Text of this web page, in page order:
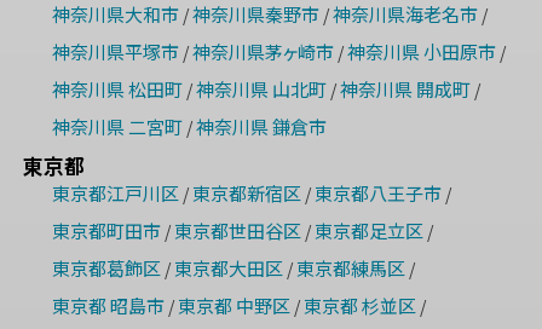
神奈川県大和市/神奈川県秦野市/神奈川県海老名市/
神奈川県平塚市/神奈川県茅ヶ崎市/神奈川県 小田原市/
神奈川県 松田町/神奈川県 山北町/神奈川県 開成町/
神奈川県 二宮町/神奈川県 鎌倉市
東京都
東京都江戸川区/ 東京都新宿区/ 東京都八王子市/
東京都町田市/ 東京都世田谷区/ 東京都足立区/
東京都葛飾区/ 東京都大田区/ 東京都練馬区/
東京都 昭島市/ 東京都 中野区/ 東京都 杉並区/